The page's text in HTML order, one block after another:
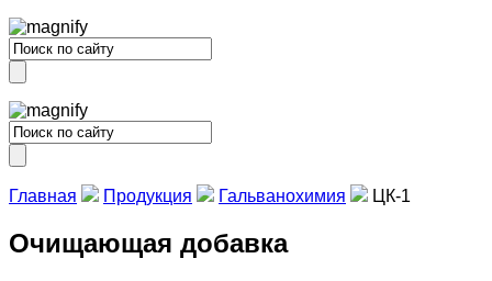
Главная Продукция Гальванохимия ЦК-1
Очищающая добавка